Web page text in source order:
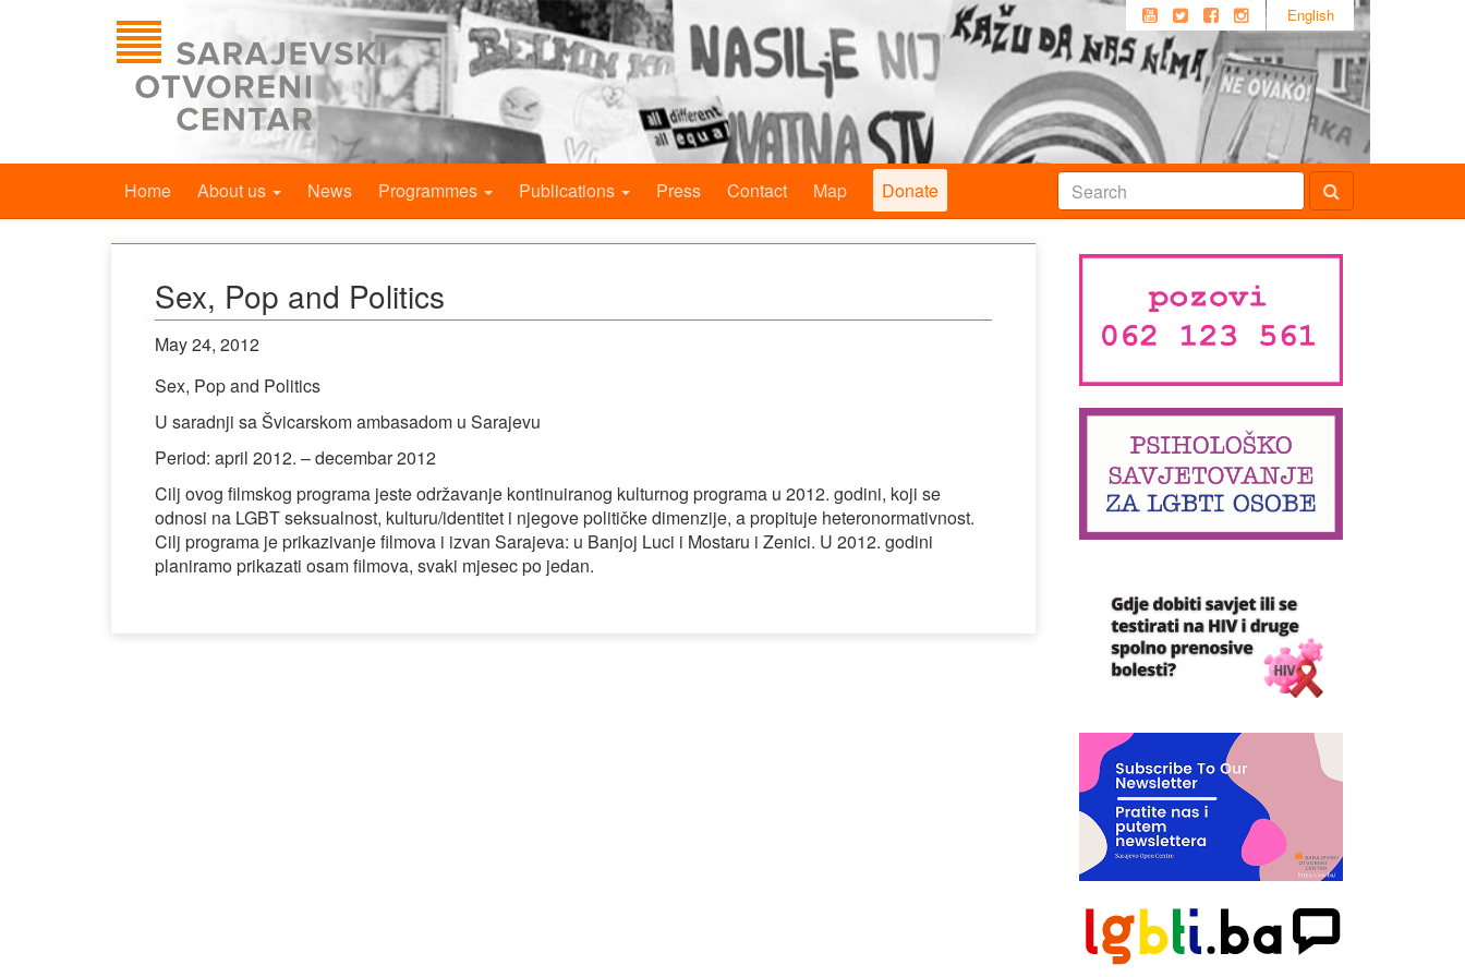
English
Home About us News Programmes Publications Press Contact Map Donate
Sex, Pop and Politics
May 24, 2012
Sex, Pop and Politics
U saradnji sa Švicarskom ambasadom u Sarajevu
Period: april 2012. – decembar 2012
Cilj ovog filmskog programa jeste održavanje kontinuiranog kulturnog programa u 2012. godini, koji se
odnosi na LGBT seksualnost, kulturu/identitet i njegove političke dimenzije, a propituje heteronormativnost.
Cilj programa je prikazivanje filmova i izvan Sarajeva: u Banjoj Luci i Mostaru i Zenici. U 2012. godini
planiramo prikazati osam filmova, svaki mjesec po jedan.